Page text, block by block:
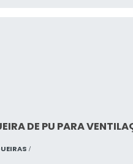
DE PU PARA
/